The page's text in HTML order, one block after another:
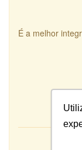
É a melhor